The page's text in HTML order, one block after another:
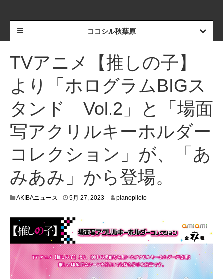
ココシル秋葉原
TVアニメ【推しの子】
より「ホログラムBIGス
タンド Vol.2」と「場面
写アクリルキーホルダー
コレクション」が、「あ
みあみ」から登場。
AKIBAニュース 5月 27, 20235
5
,
0
2
3
planopiloto